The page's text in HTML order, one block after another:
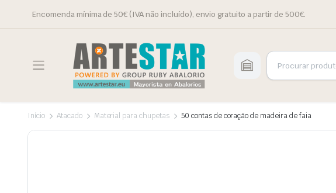
Encomenda mínima de 50€ (IVA não incluído), envio gratuito a partir de 500€.
Início Atacado Material para chupetas 50 contas de coração de madeira de faia